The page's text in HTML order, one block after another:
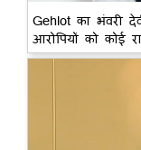
Gehlot का भंवरी
आरोपियों को कोई